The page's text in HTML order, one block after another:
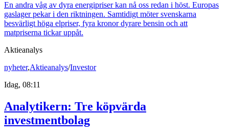
En andra våg av dyra energipriser kan nå oss redan i höst. Europas
gaslager pekar i den riktningen. Samtidigt möter svenskarna
besvärligt höga elpriser, fyra kronor dyrare bensin och att
matpriserna tickar uppåt.
Aktieanalys
nyheter,Aktieanalys/Investor
Idag, 08:11
Analytikern: Tre köpvärda
investmentbolag